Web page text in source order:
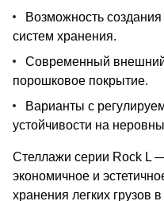
Возможность
систем хранения.
Современный
порошковое покрытие.
Варианты с
устойчивости на
Стеллажи серии Rock L
экономичное и
хранения легких